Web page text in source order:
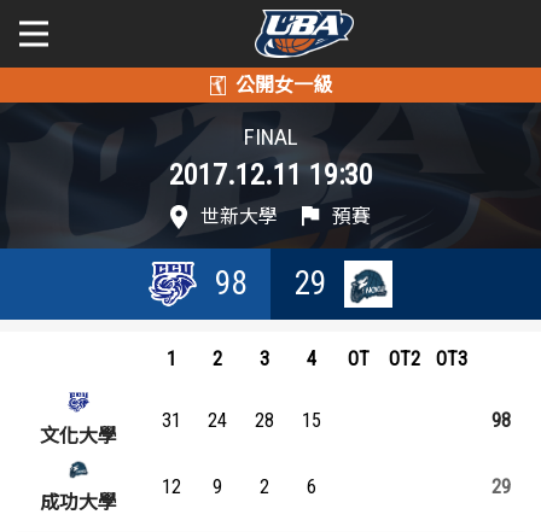
公開男一級
學年度
賽事資訊
戰績排行
球隊資訊
選手資訊
數據統計
公開女一級
學年度
賽事資訊
戰績排行
球隊資訊
選手資訊
數據統計
FINAL
2017.12.11 19:30
世新大學 預賽
98 29
1 2 3 4 OT OT2 OT3
文化大學
31 24 28 15 98
29
12 9 2 6
成功大學